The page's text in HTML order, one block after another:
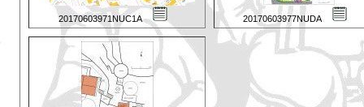
20170603971NUC1A 20170603977NUDA